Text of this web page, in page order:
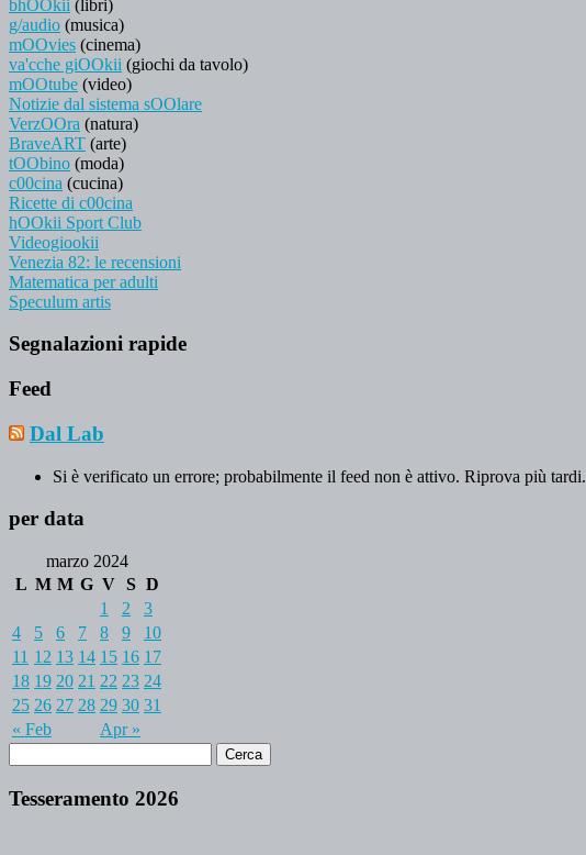
bhOOkii (libri)
g/audio (musica)
mOOvies (cinema)
va'cche giOOkii (giochi da tavolo)
mOOtube (video)
Notizie dal sistema sOOlare
VerzOOra (natura)
BraveART (arte)
tOObino (moda)
c00cina (cucina)
Ricette di c00cina
hOOkii Sport Club
Videogiookii
Venezia 82: le recensioni
Matematica per adulti
Speculum artis
Segnalazioni rapide
Feed
Dal Lab
Si è verificato un errore; probabilmente il feed non è attivo. Riprova più tardi.
per data
marzo 2024
L M M G V S D
« Feb Apr »
1 2
3
4
5 6 7 8 9
10
11 12 13 14 15 16 17
18 19 20 21 22 23 24
25 26 27 28 29 30 31
Tesseramento 2026